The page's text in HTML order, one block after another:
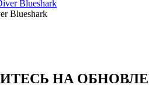
Blueshark
НА